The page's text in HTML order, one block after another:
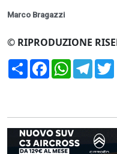
Marco Bragazzi
© RIPRODUZIONE
CondividiFacebookWhatsApp